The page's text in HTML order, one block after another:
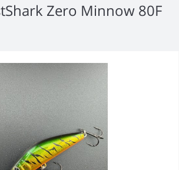
Zero Minnow 80F